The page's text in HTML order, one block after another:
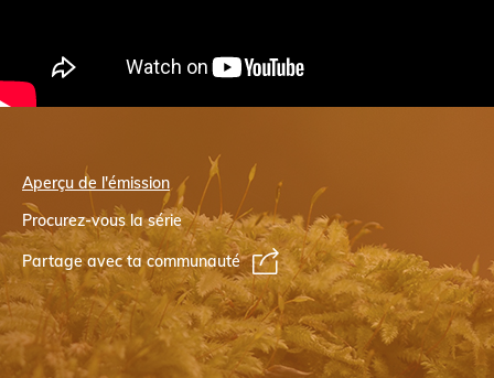
Aperçu de l'émission
Procurez-vous la série
Partage avec ta communauté